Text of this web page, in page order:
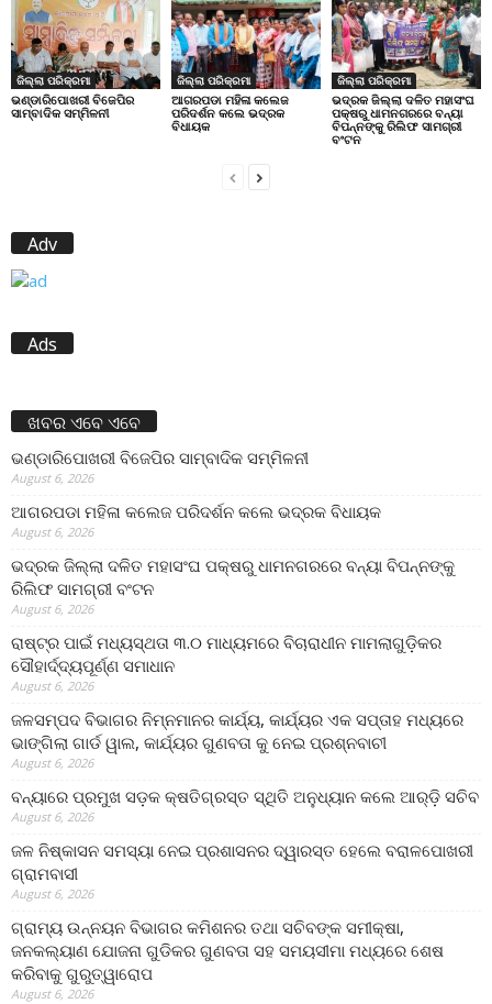
ଜିଲ୍ଲା ପରିକ୍ରମା
ଭଣ୍ଡାରିପୋଖରୀ ବିଜେପିର
ସାମ୍ବାଦିକ ସମ୍ମିଳନୀ
ଜିଲ୍ଲା ପରିକ୍ରମା
ଆଗରପଡା ମହିଳା କଲେଜ
ପରିଦର୍ଶନ କଲେ ଭଦ୍ରକ
ବିଧାୟକ
ଜିଲ୍ଲା ପରିକ୍ରମା
ଭଦ୍ରକ ଜିଲ୍ଲା ଦଳିତ ମହାସଂଘ
ପକ୍ଷରୁ ଧାମନଗରରେ ବନ୍ୟା
ବିପନ୍ନଙ୍କୁ ରିଲିଫ ସାମଗ୍ରୀ
ବଂଟନ
Adv
Ads
ଖବର ଏବେ ଏବେ
ଭଣ୍ଡାରିପୋଖରୀ ବିଜେପିର ସାମ୍ବାଦିକ ସମ୍ମିଳନୀ
August 6, 2026
ଆଗରପଡା ମହିଳା କଲେଜ ପରିଦର୍ଶନ କଲେ ଭଦ୍ରକ ବିଧାୟକ
August 6, 2026
ଭଦ୍ରକ ଜିଲ୍ଲା ଦଳିତ ମହାସଂଘ ପକ୍ଷରୁ ଧାମନଗରରେ ବନ୍ୟା ବିପନ୍ନଙ୍କୁ
ରିଲିଫ ସାମଗ୍ରୀ ବଂଟନ
August 6, 2026
ରାଷ୍ଟ୍ର ପାଇଁ ମଧ୍ୟସ୍ଥତା ୩.୦ ମାଧ୍ୟମରେ ବିଚାରାଧୀନ ମାମଲାଗୁଡ଼ିକର
ସୌହାର୍ଦ୍ଦ୍ୟପୂର୍ଣ୍ଣ ସମାଧାନ
August 6, 2026
ଜଳସମ୍ପଦ ବିଭାଗର ନିମ୍ନମାନର କାର୍ଯ୍ୟ, କାର୍ଯ୍ୟର ଏକ ସପ୍ତାହ ମଧ୍ୟରେ
ଭାଙ୍ଗିଲା ଗାର୍ଡ ୱାଲ, କାର୍ଯ୍ୟର ଗୁଣବତା କୁ ନେଇ ପ୍ରଶ୍ନବାଚୀ
August 6, 2026
ବନ୍ୟାରେ ପ୍ରମୁଖ ସଡ଼କ କ୍ଷତିଗ୍ରସ୍ତ ସ୍ଥିତି ଅନୁଧ୍ୟାନ କଲେ ଆର୍‌ଡ଼ି ସଚିବ
August 6, 2026
ଜଳ ନିଷ୍କାସନ ସମସ୍ୟା ନେଇ ପ୍ରଶାସନର ଦ୍ୱାରସ୍ତ ହେଲେ ବରାଳପୋଖରୀ
ଗ୍ରାମବାସୀ
August 6, 2026
ଗ୍ରାମ୍ୟ ଉନ୍ନୟନ ବିଭାଗର କମିଶନର ତଥା ସଚିବଙ୍କ ସମୀକ୍ଷା,
ଜନକଲ୍ୟାଣ ଯୋଜନା ଗୁଡିକର ଗୁଣବତା ସହ ସମୟସୀମା ମଧ୍ୟରେ ଶେଷ
କରିବାକୁ ଗୁରୁତ୍ୱାରୋପ
August 6, 2026